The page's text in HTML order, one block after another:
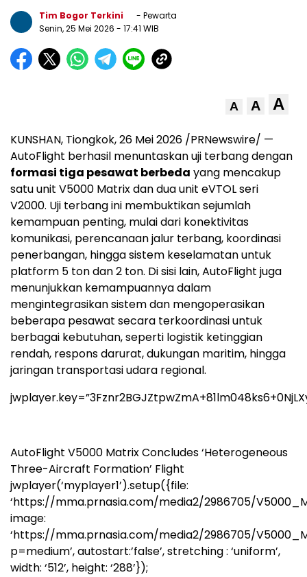
Tim Bogor Terkini
- Pewarta
Senin, 25 Mei 2026 - 17:41 WIB
A A A
KUNSHAN, Tiongkok, 26 Mei 2026 /PRNewswire/ —
AutoFlight berhasil menuntaskan uji terbang dengan
formasi tiga pesawat berbeda yang mencakup
satu unit V5000 Matrix dan dua unit eVTOL seri
V2000. Uji terbang ini membuktikan sejumlah
kemampuan penting, mulai dari konektivitas
komunikasi, perencanaan jalur terbang, koordinasi
penerbangan, hingga sistem keselamatan untuk
platform 5 ton dan 2 ton. Di sisi lain, AutoFlight juga
menunjukkan kemampuannya dalam
mengintegrasikan sistem dan mengoperasikan
beberapa pesawat secara terkoordinasi untuk
berbagai kebutuhan, seperti logistik ketinggian
rendah, respons darurat, dukungan maritim, hingga
jaringan transportasi udara regional.
AutoFlight V5000 Matrix Concludes ‘Heterogeneous
Three-Aircraft Formation’ Flight
jwplayer(‘myplayer1’).setup({file:
‘https://mma.prnasia.com/media2/2986705/
image:
‘https://mma.prnasia.com/media2/2986705/
p=medium’, autostart:’false’, stretching : ‘uniform’,
width: ‘512’, height: ‘288’});